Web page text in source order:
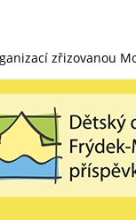
zřizovanou